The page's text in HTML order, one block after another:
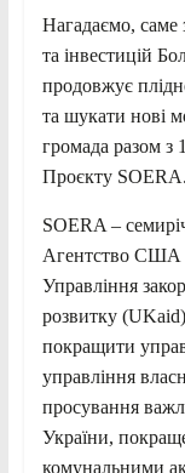
Нагадаємо, саме
та інвестицій
продовжує
та шукати нові
громада разом
Проєкту SOERA.
SOERA –
Агентство США
Управління
розвитку
покращити
управління
просування
України,
комунальними